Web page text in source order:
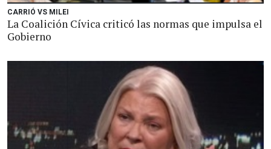
CARRIÓ VS MILEI
La Coalición Cívica criticó las normas que impulsa el
Gobierno